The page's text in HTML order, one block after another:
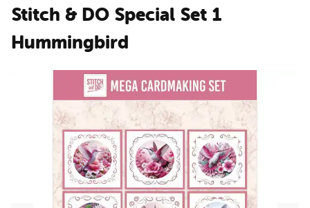
Stitch & DO Special Set 1
Hummingbird